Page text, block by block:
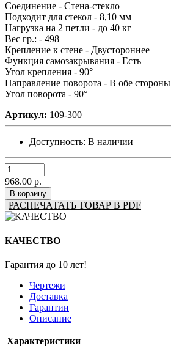
Соединение - Стена-стекло
Подходит для стекол - 8,10 мм
Нагрузка на 2 петли - до 40 кг
Вес гр.: - 498
Крепление к стене - Двустороннее
Функция самозакрывания - Есть
Угол крепления - 90°
Направление поворота - В обе стороны
Угол поворота - 90°
Артикул: 109-300
Доступность: В наличии
968.00 р.
В корзину
РАСПЕЧАТАТЬ ТОВАР В PDF
КАЧЕСТВО
Гарантия до 10 лет!
Чертежи
Доставка
Гарантии
Описание
Характеристики